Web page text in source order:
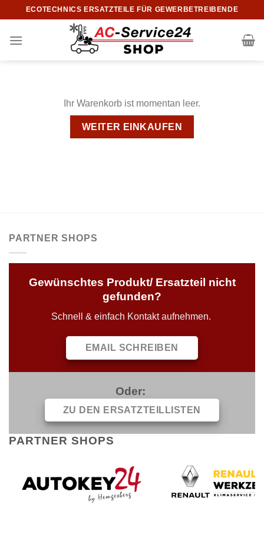
Inhalt
springen
ECOTECHNICS ERSATZTEILE FÜR GEWERBETREIBENDE
Ihr Warenkorb ist momentan leer.
WEITER EINKAUFEN
PARTNER SHOPS
Gewünschtes Produkt/ Ersatzteil nicht
gefunden?
Schnell & einfach Kontakt aufnehmen.
EMAIL SCHREIBEN
Oder:
ZU DEN ERSATZTEILLISTEN
PARTNER SHOPS